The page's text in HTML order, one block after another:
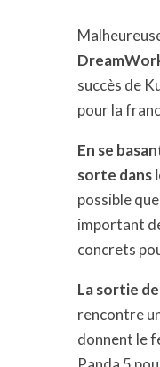
succès de
pour la
En se
sorte dans
possible
important
concrets
La sortie
rencontre
donnent le